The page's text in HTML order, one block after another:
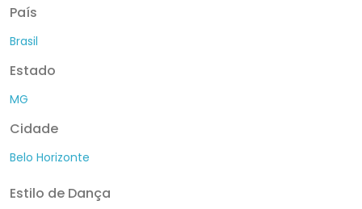
País
Brasil
Estado
MG
Cidade
Belo Horizonte
Estilo de Dança